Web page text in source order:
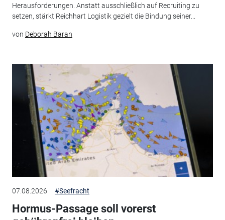
Herausforderungen. Anstatt ausschließlich auf Recruiting zu
setzen, stärkt Reichhart Logistik gezielt die Bindung seiner...
von Deborah Baran
07.08.2026 #Seefracht
Hormus-Passage soll vorerst